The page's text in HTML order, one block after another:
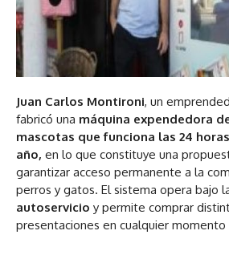
Juan Carlos Montironi, un
fabricó una máquina expendedora
mascotas que funciona las 24
año, en lo que constituye una
garantizar acceso permanente a la
perros y gatos. El sistema opera bajo
autoservicio y permite comprar
presentaciones en cualquier momento